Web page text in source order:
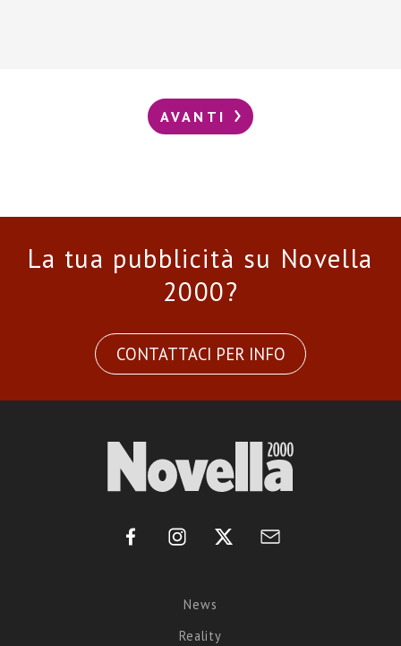
AVANTI
La tua pubblicità su Novella
2000?
CONTATTACI PER INFO
News
Reality